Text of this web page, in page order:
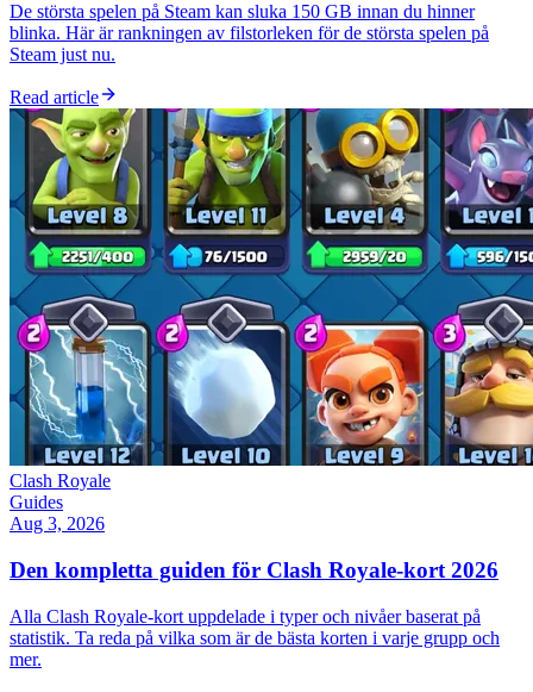
De största spelen på Steam kan sluka 150 GB innan du hinner
blinka. Här är rankningen av filstorleken för de största spelen på
Steam just nu.
Read article
Clash Royale
Guides
Aug 3, 2026
Den kompletta guiden för Clash Royale-kort 2026
Alla Clash Royale-kort uppdelade i typer och nivåer baserat på
statistik. Ta reda på vilka som är de bästa korten i varje grupp och
mer.